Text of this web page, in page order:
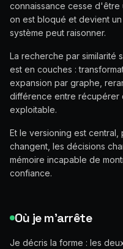
connaissance cesse
on est bloqué et devient
système peut raisonner.
La recherche par similarité
est en couches :
expansion par graphe,
différence entre récupérer
exploitable.
Et le versioning est central,
changent, les décisions
mémoire incapable de
confiance.
Où je m'arrête
Je décris la forme : les